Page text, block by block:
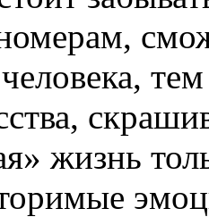
жизнь